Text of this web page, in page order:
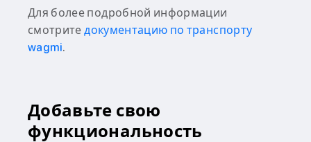
Для более подробной информации
смотритедокументацию по транспорту
wagmi.
Добавьте свою
функциональность